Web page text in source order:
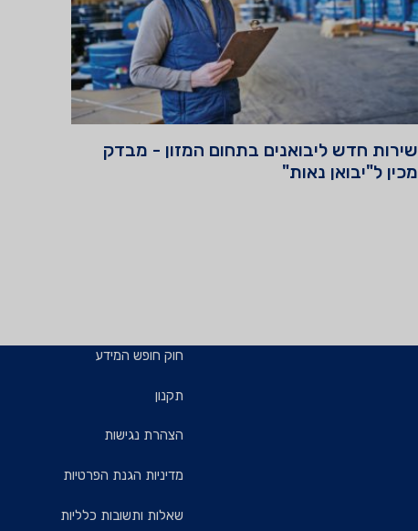
שירות חדש ליבואנים בתחום המזון - מבדק
מכין ל"יבואן נאות"
חוק חופש המידע
תקנון
הצהרת נגישות
מדיניות הגנת הפרטיות
שאלות ותשובות כלליות